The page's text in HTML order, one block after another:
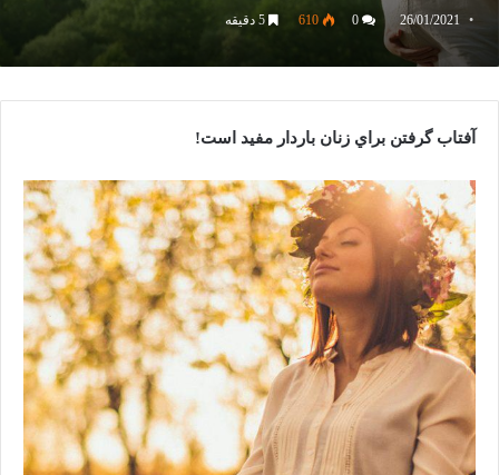
26/01/2021
610
آفتاب گرفتن براي زنان باردار مفيد است!